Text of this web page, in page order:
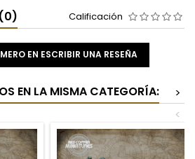
Calificación
EN ESCRIBIR UNA RESEÑA
EN LA MISMA CATEGORÍA:
>
<